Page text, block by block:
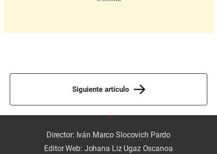
Siguiente artículo
Director: Iván Marco Slocovich Pardo
Editor Web: Johana Liz Ugaz Oscanoa